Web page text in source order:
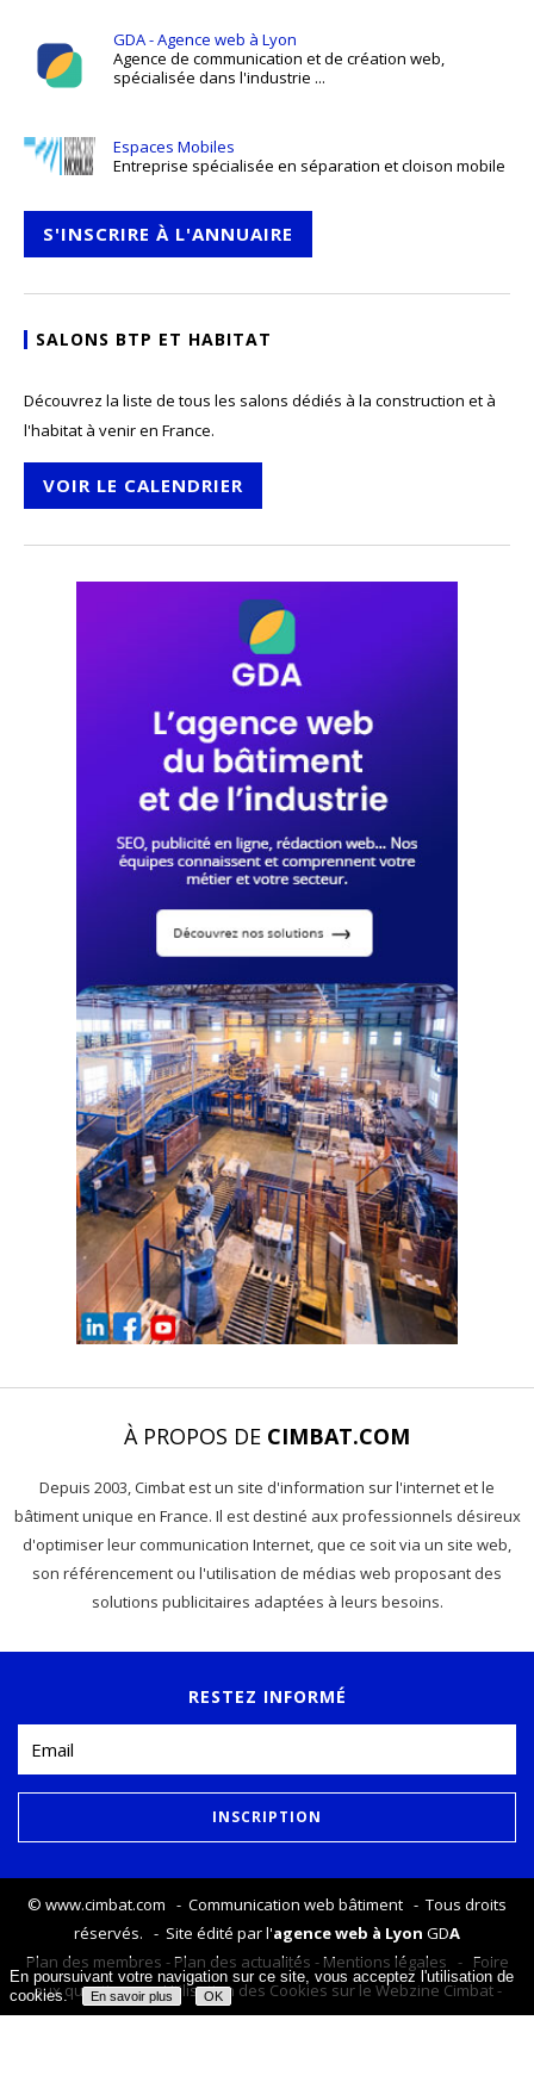
GDA - Agence web à Lyon
Agence de communication et de création web,
spécialisée dans l'industrie ...
Espaces Mobiles
Entreprise spécialisée en séparation et cloison mobile
S'INSCRIRE À L'ANNUAIRE
SALONS BTP ET HABITAT
Découvrez la liste de tous les salons dédiés à la construction et à
l'habitat à venir en France.
VOIR LE CALENDRIER
À PROPOS DE CIMBAT.COM
Depuis 2003, Cimbat est un site d'information sur l'internet et le
bâtiment unique en France. Il est destiné aux professionnels désireux
d'optimiser leur communication Internet, que ce soit via un site web,
son référencement ou l'utilisation de médias web proposant des
solutions publicitaires adaptées à leurs besoins.
RESTEZ INFORMÉ
© www.cimbat.com - Communication web bâtiment - Tous droits
réservés. - Site édité par l'agence web à Lyon GDA
Plan des membres -Plan des actualités -Mentions légales - Foire
aux questions-Utilisation des Cookies sur le Webzine Cimbat-
En poursuivant votre navigation sur ce site, vous acceptez l'utilisation de
cookies.
En savoir plus OK